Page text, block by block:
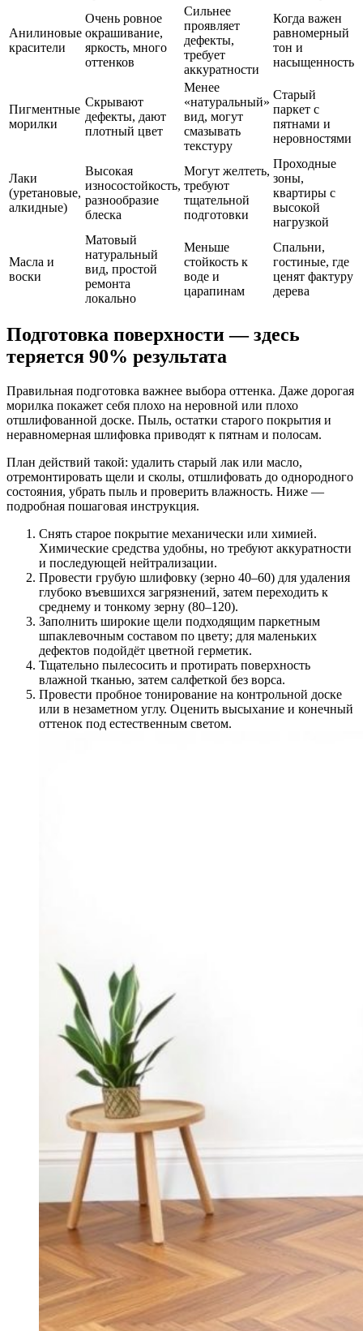
Анилиновые
красители
Очень ровное
окрашивание,
яркость, много
оттенков
Сильнее
проявляет
дефекты,
требует
аккуратности
Когда важен
равномерный
тон и
насыщенность
Пигментные
морилки
Скрывают
дефекты, дают
плотный цвет
Менее
«натуральный»
вид, могут
смазывать
текстуру
Старый
паркет с
пятнами и
неровностями
Лаки
(уретановые,
алкидные)
Высокая
износостойкость,
разнообразие
блеска
Могут желтеть,
требуют
тщательной
подготовки
Проходные
зоны,
квартиры с
высокой
нагрузкой
Масла и
воски
Матовый
натуральный
вид, простой
ремонта
локально
Меньше
стойкость к
воде и
царапинам
Спальни,
гостиные, где
ценят фактуру
дерева
Подготовка поверхности — здесь
теряется 90% результата
Правильная подготовка важнее выбора оттенка. Даже дорогая
морилка покажет себя плохо на неровной или плохо
отшлифованной доске. Пыль, остатки старого покрытия и
неравномерная шлифовка приводят к пятнам и полосам.
План действий такой: удалить старый лак или масло,
отремонтировать щели и сколы, отшлифовать до однородного
состояния, убрать пыль и проверить влажность. Ниже —
подробная пошаговая инструкция.
Снять старое покрытие механически или химией.
Химические средства удобны, но требуют аккуратности
и последующей нейтрализации.
Провести грубую шлифовку (зерно 40–60) для удаления
глубоко въевшихся загрязнений, затем переходить к
среднему и тонкому зерну (80–120).
Заполнить широкие щели подходящим паркетным
шпаклевочным составом по цвету; для маленьких
дефектов подойдёт цветной герметик.
Тщательно пылесосить и протирать поверхность
влажной тканью, затем салфеткой без ворса.
Провести пробное тонирование на контрольной доске
или в незаметном углу. Оценить высыхание и конечный
оттенок под естественным светом.